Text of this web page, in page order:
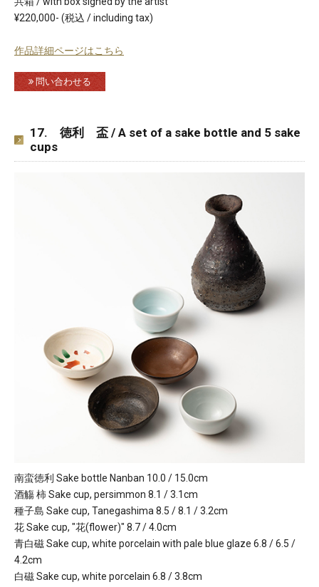
¥220,000- (税込 / including tax)
作品詳細ページはこちら
問い合わせる
17. 徳利 盃 / A set of a sake bottle and 5 sake
cups
南蛮徳利 Sake bottle Nanban 10.0 / 15.0cm
酒觴 柿 Sake cup, persimmon 8.1 / 3.1cm
種子島 Sake cup, Tanegashima 8.5 / 8.1 / 3.2cm
花 Sake cup, "花(flower)" 8.7 / 4.0cm
青白磁 Sake cup, white porcelain with pale blue glaze 6.8 / 6.5 /
4.2cm
白磁 Sake cup, white porcelain 6.8 / 3.8cm